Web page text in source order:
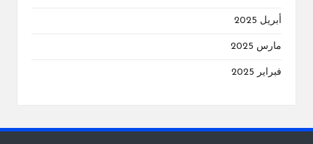
أبريل 2025
مارس 2025
فبراير 2025